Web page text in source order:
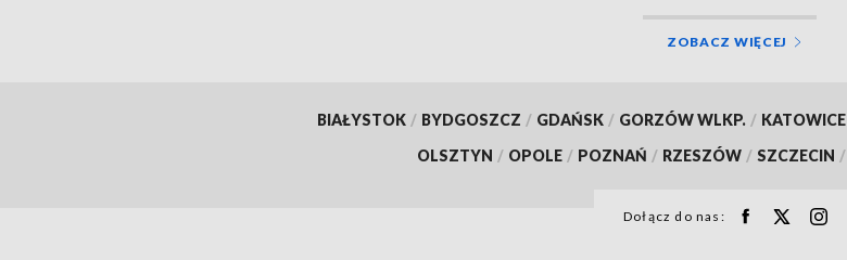
ZOBACZ WIĘCEJ
BIAŁYSTOK / BYDGOSZCZ / GDAŃSK / GORZÓW WLKP. / KATOWICE
OLSZTYN / OPOLE / POZNAŃ / RZESZÓW / SZCZECIN /
Dołącz do nas: